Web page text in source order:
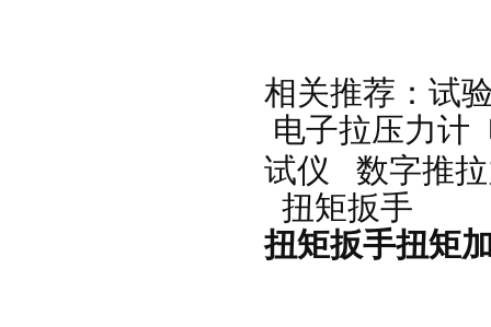
相关推荐： 试
电子拉压力计
试仪
数字推
扭矩扳手
扭矩扳手扭矩